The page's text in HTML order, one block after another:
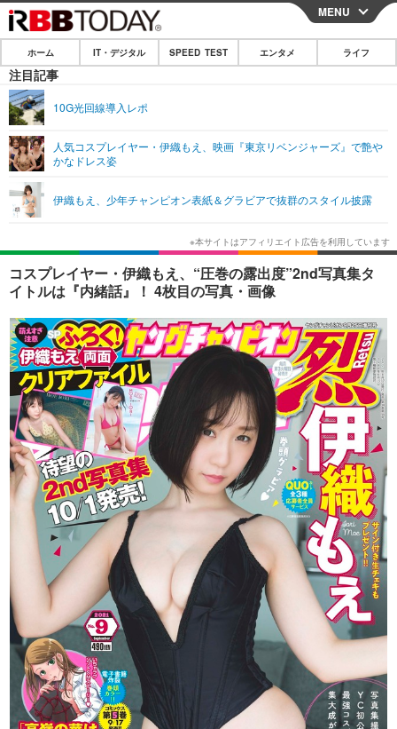
CLOSE
ホーム
IT・デジタル
ネタ
ショッピング その他
SPEED TEST
エンタメ
エンタメTOP 映画・ドラマ
韓国・芸能
音楽 スポーツ
ショッピング その他
ライフ
ライフTOP グルメ
ペット ショッピング
その他
リリース一覧
プッシュ通知の停止方法
MENU
ホーム IT・デジタル SPEED TEST エンタメ ライフ
注目記事
10G光回線導入レポ
人気コスプレイヤー・伊織もえ、映画『東京リベンジャーズ』で艶や
かなドレス姿
伊織もえ、少年チャンピオン表紙＆グラビアで抜群のスタイル披露
コスプレイヤー・伊織もえ、“圧巻の露出度”2nd写真集タ
イトルは『内緒話』！ 4枚目の写真・画像